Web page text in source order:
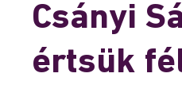
Csányi
értsük